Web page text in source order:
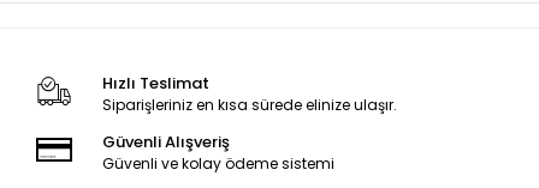
Hızlı Teslimat
Siparişleriniz en kısa sürede elinize ulaşır.
Güvenli Alışveriş
Güvenli ve kolay ödeme sistemi